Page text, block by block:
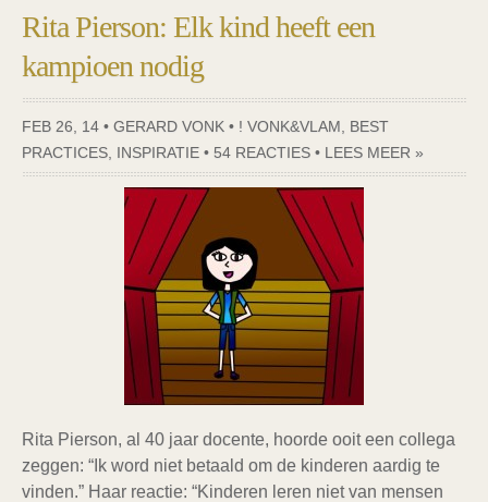
Rita Pierson: Elk kind heeft een
kampioen nodig
FEB 26, 14 • GERARD VONK • ! VONK&VLAM
BEST
PRACTICES INSPIRATIE • 54 REACTIES • LEES MEER »
Rita Pierson, al 40 jaar docente, hoorde ooit een collega
zeggen: “Ik word niet betaald om de kinderen aardig te
vinden.” Haar reactie: “Kinderen leren niet van mensen